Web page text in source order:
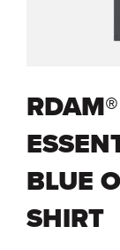
BLUE
SHIRT